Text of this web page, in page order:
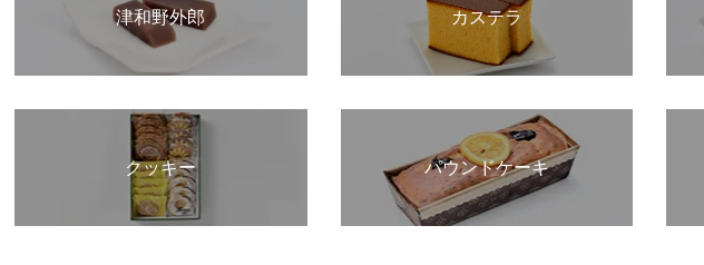
津和野外郎 カステラ
クッキー パウンドケーキ